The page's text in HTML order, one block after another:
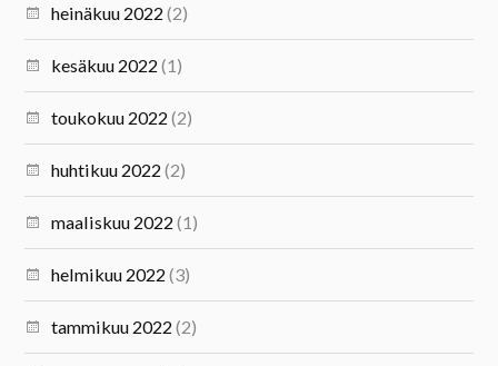
heinäkuu 2022 (2)
kesäkuu 2022 (1)
toukokuu 2022 (2)
huhtikuu 2022 (2)
maaliskuu 2022 (1)
helmikuu 2022 (3)
tammikuu 2022 (2)